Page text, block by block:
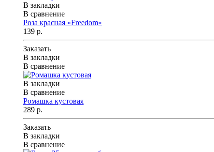
В закладки
В сравнение
Роза красная «Freedom»
139 р.
Заказать
В закладки
В сравнение
В закладки
В сравнение
Ромашка кустовая
289 р.
Заказать
В закладки
В сравнение